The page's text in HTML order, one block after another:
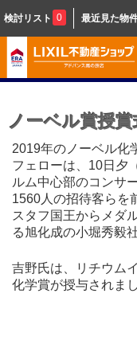
検討リスト 0 最近見た物
ノーベル賞授賞
2019年のノーベル化
フェローは、10日夕
ルム中心部のコンサ
1560人の招待客らを
スタフ国王からメダ
る旭化成の小堀秀毅
吉野氏は、リチウム
化学賞が授与されまし